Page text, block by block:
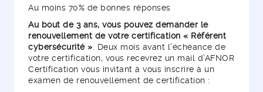
Au moins 70% de bonnes réponses
Au bout de 3 ans, vous pouvez demander le
renouvellement de votre certification « Référent
cybersécurité » . Deux mois avant l’échéance de
votre certification, vous recevrez un mail d’AFNOR
Certification vous invitant à vous inscrire à un
examen de renouvellement de certification :